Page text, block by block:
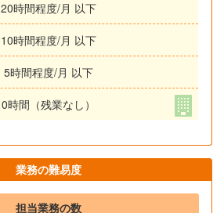
20時間程度/月 以下
10時間程度/月 以下
5時間程度/月 以下
0時間（残業なし）
業務の難易度
担当業務の数